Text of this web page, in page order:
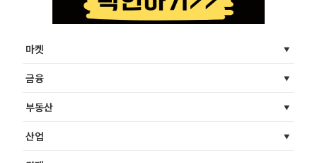
마켓
금융
부동산
산업